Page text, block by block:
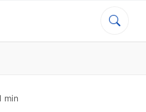
min